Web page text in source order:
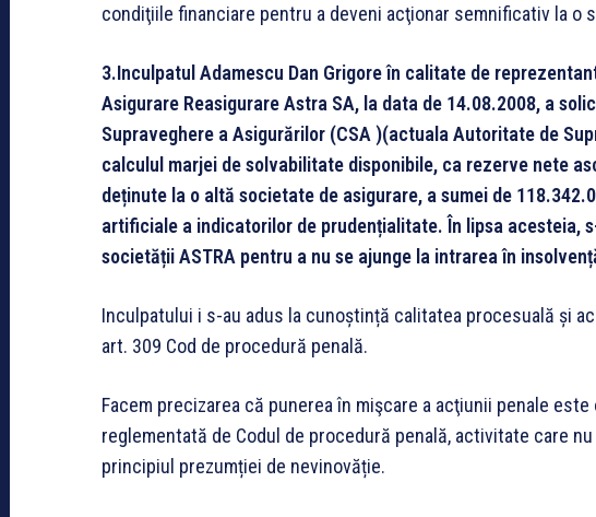
condiţiile financiare pentru a deveni acţionar semnificativ la o
3.Inculpatul Adamescu Dan Grigore în calitate de
Asigurare Reasigurare Astra SA, la data de 14.08.2008, a
Supraveghere a Asigurărilor (CSA )(actuala Autoritate de
calculul marjei de solvabilitate disponibile, ca rezerve nete
deținute la o altă societate de asigurare, a sumei de
artificiale a indicatorilor de prudențialitate. În lipsa acesteia,
societății ASTRA pentru a nu se ajunge la intrarea în
Inculpatului i s-au adus la cunoștință calitatea procesuală și
art. 309 Cod de procedură penală.
Facem precizarea că punerea în mişcare a acţiunii penale
reglementată de Codul de procedură penală, activitate care
principiul prezumției de nevinovăție.